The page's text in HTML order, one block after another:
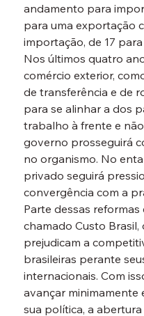
andamento para
para uma exportação
importação, de 17 para
Nos últimos quatro
comércio exterior,
de transferência e de
para se alinhar a dos
trabalho à frente e
governo prosseguirá
no organismo. No
privado seguirá
convergência com a
Parte dessas
chamado Custo
prejudicam a
brasileiras perante
internacionais. Com
avançar minimamente
sua política, a abertura